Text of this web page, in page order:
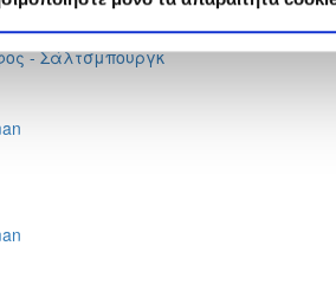
- Σάλτσμπουργκ